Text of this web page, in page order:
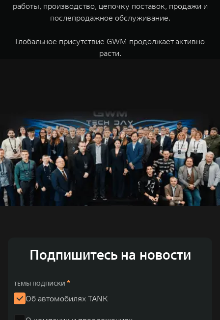
работы, производство, цепочку поставок, продажи и
послепродажное обслуживание.
Глобальное присутствие GWM продолжает активно
расти.
Подпишитесь на новости
ТЕМЫ ПОДПИСКИ *
Об автомобилях TANK